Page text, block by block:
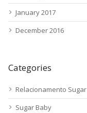
January 2017
December 2016
Categories
Relacionamento Sugar
Sugar Baby